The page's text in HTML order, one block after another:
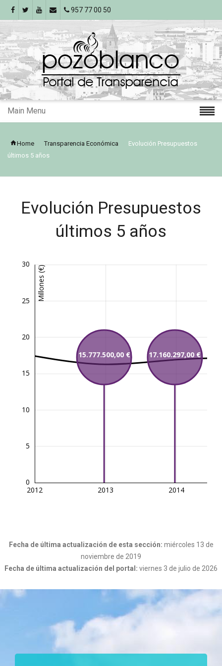
957 77 00 50
Main Menu
Home Transparencia Económica
Evolución Presupuestos
últimos 5 años
Evolución Presupuestos
últimos 5 años
2012 2013 2014
0
5
10
15
20
25
30
Millones (€)
15.777.500,00 € 17.160.297,00 €
Fecha de última actualización de esta sección: miércoles 13 de
noviembre de 2019
Fecha de última actualización del portal: viernes 3 de julio de 2026